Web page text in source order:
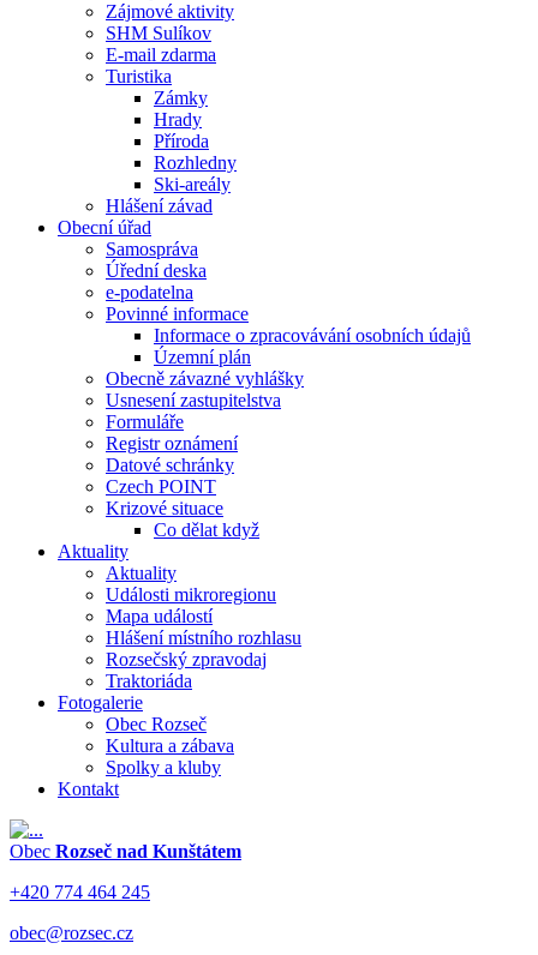
Zájmové aktivity
SHM Sulíkov
E-mail zdarma
Turistika
Zámky
Hrady
Příroda
Rozhledny
Ski-areály
Hlášení závad
Obecní úřad
Samospráva
Úřední deska
e-podatelna
Povinné informace
Informace o zpracovávání osobních údajů
Územní plán
Obecně závazné vyhlášky
Usnesení zastupitelstva
Formuláře
Registr oznámení
Datové schránky
Czech POINT
Krizové situace
Co dělat když
Aktuality
Aktuality
Události mikroregionu
Mapa událostí
Hlášení místního rozhlasu
Rozsečský zpravodaj
Traktoriáda
Fotogalerie
Obec Rozseč
Kultura a zábava
Spolky a kluby
Kontakt
Obec Rozseč nad Kunštátem
+420 774 464 245
obec@rozsec.cz